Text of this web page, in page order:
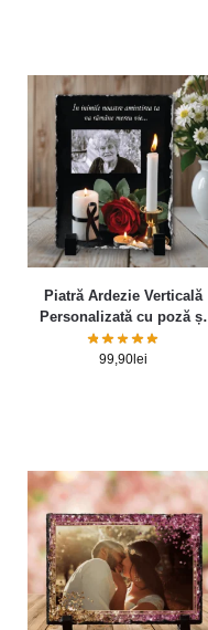
Piatră Ardezie Verticală
Personalizată cu poză și
mesaj Comemorativ
99,90lei